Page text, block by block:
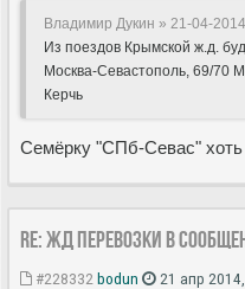
Владимир Дукин » 21-04-
Из поездов Крымской ж.д.
Москва-Севастополь, 69/70
Керчь
Семёрку "СПб-Севас" хоть
Re: ЖД перевозки в
#228332 bodun 21 апр